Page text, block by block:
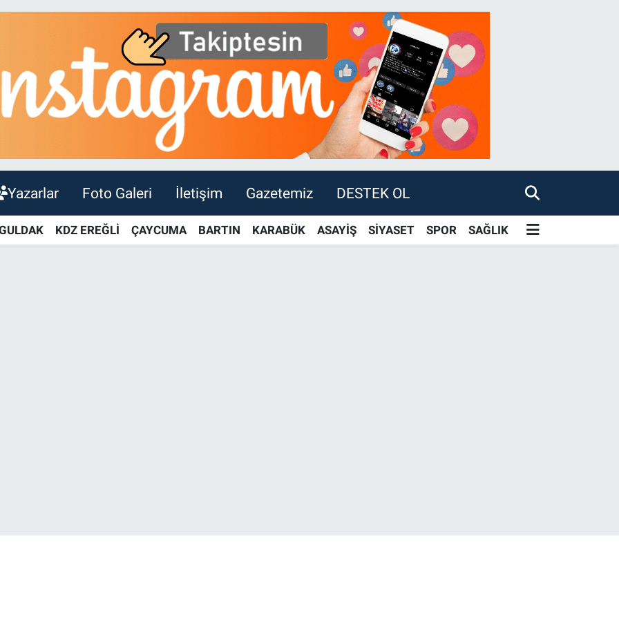
Yazarlar Foto Galeri İletişim Gazetemiz DESTEK OL
KDZ EREĞLİ ÇAYCUMA BARTIN KARABÜK ASAYİŞ SİYASET SPOR SAĞLIK